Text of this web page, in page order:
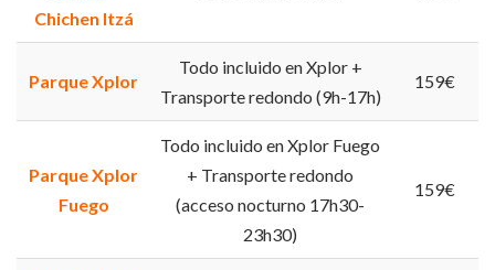
Chichen Itzá
Parque Xplor
Todo incluido en Xplor +
Transporte redondo (9h-17h)
159€
Parque Xplor
Fuego
Todo incluido en Xplor Fuego
+ Transporte redondo
(acceso nocturno 17h30-
23h30)
159€